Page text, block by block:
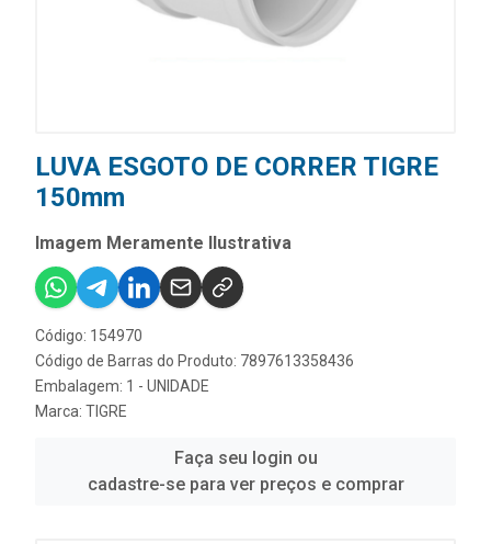
LUVA ESGOTO DE CORRER TIGRE
150mm
Imagem Meramente Ilustrativa
Código: 154970
Código de Barras do Produto: 7897613358436
Embalagem: 1 - UNIDADE
Marca: TIGRE
Faça seu login ou
cadastre-se para ver preços e comprar